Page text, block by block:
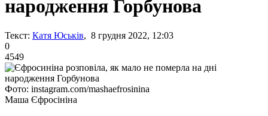
народження Горбунова
Текст: Катя Юськів, 8 грудня 2022, 12:03
0
4549
Фото: instagram.com/mashaefrosinina
Маша Єфросініна